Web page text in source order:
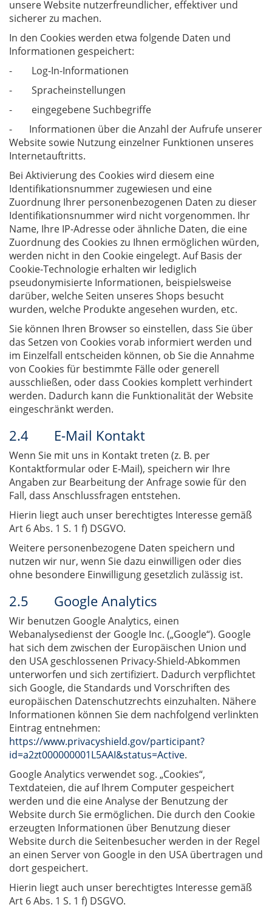
unsere Website nutzerfreundlicher, effektiver und
sicherer zu machen.
In den Cookies werden etwa folgende Daten und
Informationen gespeichert:
- Log-In-Informationen
- Spracheinstellungen
- eingegebene Suchbegriffe
- Informationen über die Anzahl der Aufrufe unserer
Website sowie Nutzung einzelner Funktionen unseres
Internetauftritts.
Bei Aktivierung des Cookies wird diesem eine
Identifikationsnummer zugewiesen und eine
Zuordnung Ihrer personenbezogenen Daten zu dieser
Identifikationsnummer wird nicht vorgenommen. Ihr
Name, Ihre IP-Adresse oder ähnliche Daten, die eine
Zuordnung des Cookies zu Ihnen ermöglichen würden,
werden nicht in den Cookie eingelegt. Auf Basis der
Cookie-Technologie erhalten wir lediglich
pseudonymisierte Informationen, beispielsweise
darüber, welche Seiten unseres Shops besucht
wurden, welche Produkte angesehen wurden, etc.
Sie können Ihren Browser so einstellen, dass Sie über
das Setzen von Cookies vorab informiert werden und
im Einzelfall entscheiden können, ob Sie die Annahme
von Cookies für bestimmte Fälle oder generell
ausschließen, oder dass Cookies komplett verhindert
werden. Dadurch kann die Funktionalität der Website
eingeschränkt werden.
2.4 E-Mail Kontakt
Wenn Sie mit uns in Kontakt treten (z. B. per
Kontaktformular oder E-Mail), speichern wir Ihre
Angaben zur Bearbeitung der Anfrage sowie für den
Fall, dass Anschlussfragen entstehen.
Hierin liegt auch unser berechtigtes Interesse gemäß
Art 6 Abs. 1 S. 1 f) DSGVO.
Weitere personenbezogene Daten speichern und
nutzen wir nur, wenn Sie dazu einwilligen oder dies
ohne besondere Einwilligung gesetzlich zulässig ist.
2.5 Google Analytics
Wir benutzen Google Analytics, einen
Webanalysedienst der Google Inc. („Google“). Google
hat sich dem zwischen der Europäischen Union und
den USA geschlossenen Privacy-Shield-Abkommen
unterworfen und sich zertifiziert. Dadurch verpflichtet
sich Google, die Standards und Vorschriften des
europäischen Datenschutzrechts einzuhalten. Nähere
Informationen können Sie dem nachfolgend verlinkten
Eintrag entnehmen:
https://www.privacyshield.gov/participant?
id=a2zt000000001L5AAI&status=Active.
Google Analytics verwendet sog. „Cookies“,
Textdateien, die auf Ihrem Computer gespeichert
werden und die eine Analyse der Benutzung der
Website durch Sie ermöglichen. Die durch den Cookie
erzeugten Informationen über Benutzung dieser
Website durch die Seitenbesucher werden in der Regel
an einen Server von Google in den USA übertragen und
dort gespeichert.
Hierin liegt auch unser berechtigtes Interesse gemäß
Art 6 Abs. 1 S. 1 f) DSGVO.